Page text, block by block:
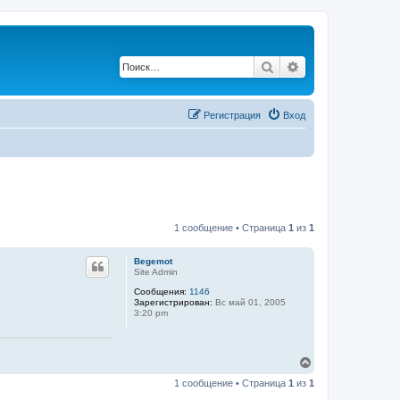
Поиск
Вход
Регистрация
1 сообщение • Страница 1 из 1
Begemot
Site Admin
Сообщения: 1146
Зарегистрирован: Вс май 01, 2005
3:20 pm
р
1 сообщение • Страница 1 из 1